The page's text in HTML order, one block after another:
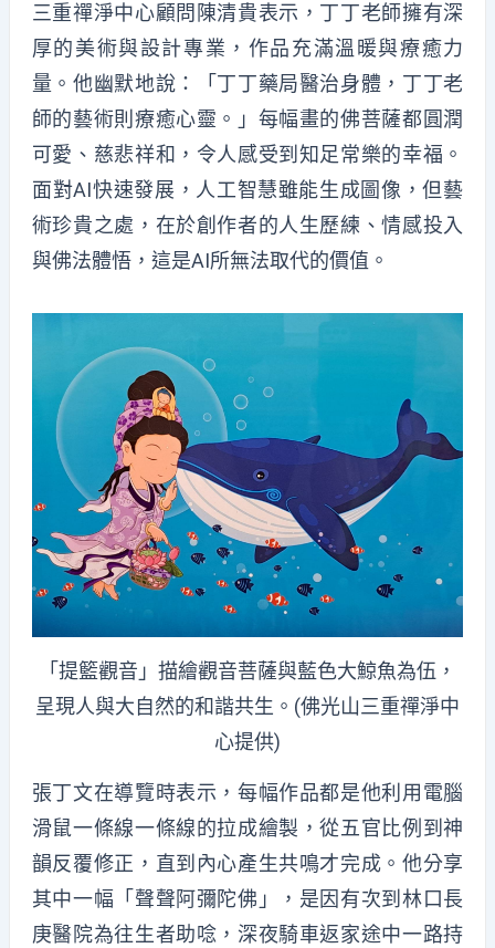
三重禪淨中心顧問陳清貴表示，丁丁老師擁有深
厚的美術與設計專業，作品充滿溫暖與療癒力
量。他幽默地說：「丁丁藥局醫治身體，丁丁老
師的藝術則療癒心靈。」每幅畫的佛菩薩都圓潤
可愛、慈悲祥和，令人感受到知足常樂的幸福。
面對AI快速發展，人工智慧雖能生成圖像，但藝
術珍貴之處，在於創作者的人生歷練、情感投入
與佛法體悟，這是AI所無法取代的價值。
「提籃觀音」描繪觀音菩薩與藍色大鯨魚為伍，
呈現人與大自然的和諧共生。(佛光山三重禪淨中
心提供)
張丁文在導覽時表示，每幅作品都是他利用電腦
滑鼠一條線一條線的拉成繪製，從五官比例到神
韻反覆修正，直到內心產生共鳴才完成。他分享
其中一幅「聲聲阿彌陀佛」，是因有次到林口長
庚醫院為往生者助唸，深夜騎車返家途中一路持